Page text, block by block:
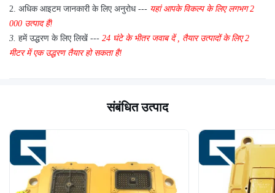
2. अधिक आइटम जानकारी के लिए अनुरोध --- यहां आपके विकल्प के लिए लगभग 2
000 उत्पाद हैं!
3. हमें उद्धरण के लिए लिखें --- 24 घंटे के भीतर जवाब दें , तैयार उत्पादों के लिए 2
मीटर में एक उद्धरण तैयार हो सकता है!
संबंधित उत्पाद